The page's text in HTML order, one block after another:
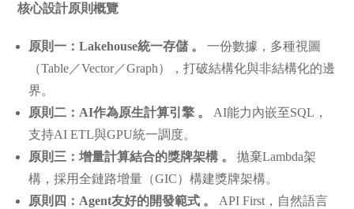
核心設計原則概覽
原則一：Lakehouse統一存儲 。
一份數據，多種視圖
（Table／Vector／Graph），打破結構化與非結構化的邊
界。
原則二：AI作為原生計算引擎 。
AI能力內嵌至SQL，
支持AI ETL與GPU統一調度。
原則三：增量計算結合的獎牌架構 。
拋棄Lambda架
構，採用全鏈路增量（GIC）構建獎牌架構。
原則四：Agent友好的開發範式 。
API First，自然語言